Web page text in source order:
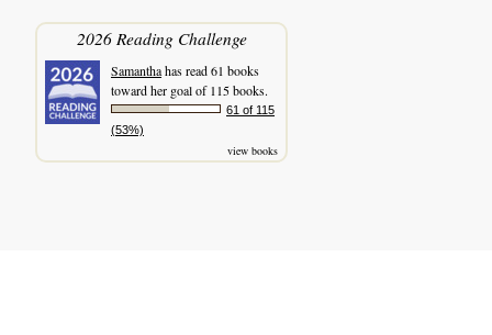
2026 Reading Challenge
Samanthahas read 61 books
toward her goal of 115 books.
61 of 115
(53%)
view books